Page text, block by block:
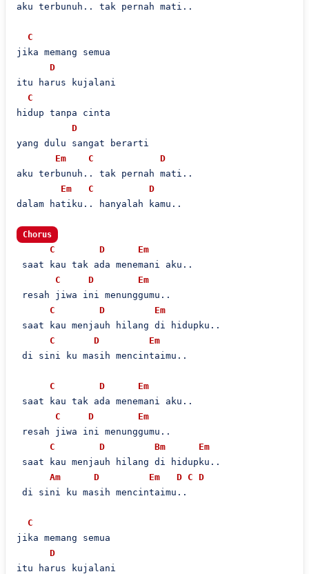
aku terbunuh.. tak pernah mati..
C
jika memang semua
D
itu harus kujalani
C
hidup tanpa cinta
D
yang dulu sangat berarti
Em
C
D
aku terbunuh.. tak pernah mati..
Em
C
D
dalam hatiku.. hanyalah kamu..
Chorus
C D
Em
saat kau tak ada menemani aku..
C
D
Em
resah jiwa ini menunggumu..
C
D
Em
saat kau menjauh hilang di hidupku..
C
D
Em
di sini ku masih mencintaimu..
C D
Em
saat kau tak ada menemani aku..
C
D
Em
resah jiwa ini menunggumu..
C
D Bm
Em
saat kau menjauh hilang di hidupku..
Am
D Em D C D
di sini ku masih mencintaimu..
C
jika memang semua
D
itu harus kujalani